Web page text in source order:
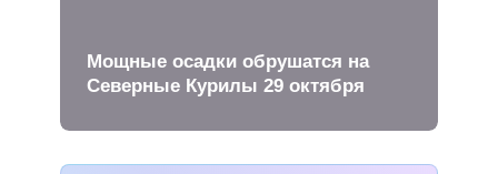
Мощные осадки обрушатся на
Северные Курилы 29 октября